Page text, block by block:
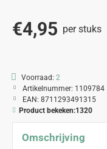
€4,95 per stuks
Voorraad: 2
Artikelnummer: 1109784
EAN: 8711293491315
Product bekeken:1320
Omschrijving